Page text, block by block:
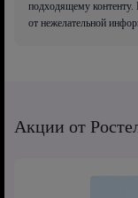
подходящему контенту.
от нежелательной
Акции от